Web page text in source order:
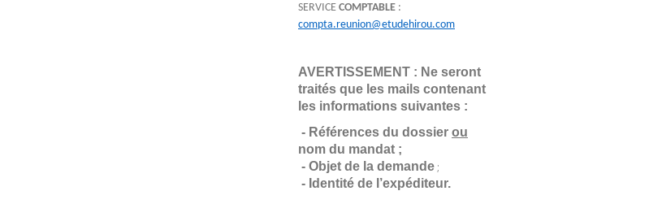
SERVICE COMPTABLE :
compta.reunion@etudehirou.com
AVERTISSEMENT : Ne seront
traités que les mails contenant
les informations suivantes :
- Références du dossier ou
nom du mandat ;
- Objet de la demande ;
- Identité de l’expéditeur.